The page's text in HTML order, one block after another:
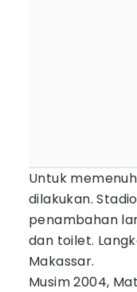
Untuk
dilakukan.
penambahan
dan toilet.
Makassar.
Musim 2004,